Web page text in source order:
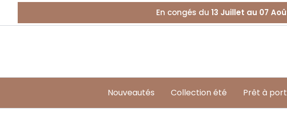
En congés du 13 Juillet au 07
Nouveautés Collection été Prêt à